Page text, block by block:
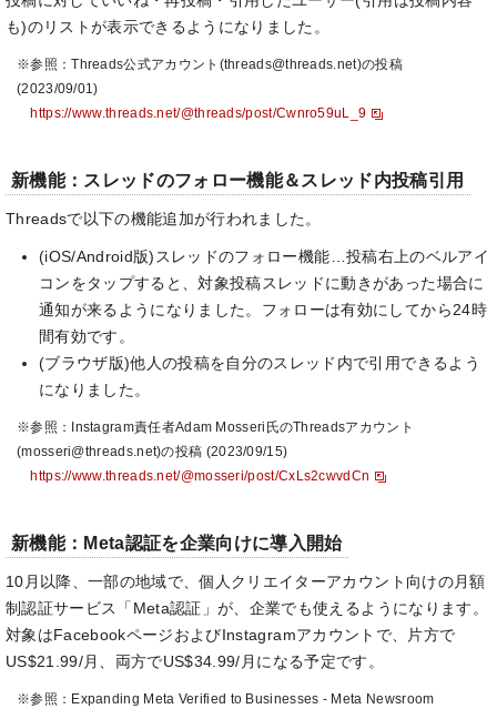
も)のリストが表示できるようになりました。
※参照：Threads公式アカウント(threads@threads.net)の投稿
(2023/09/01)
https://www.threads.net/@threads/post/Cwnro59uL_9
新機能：スレッドのフォロー機能＆スレッド内投稿引用
Threadsで以下の機能追加が行われました。
(iOS/Android版)スレッドのフォロー機能…投稿右上のベルアイ
コンをタップすると、対象投稿スレッドに動きがあった場合に
通知が来るようになりました。フォローは有効にしてから24時
間有効です。
(ブラウザ版)他人の投稿を自分のスレッド内で引用できるよう
になりました。
※参照：Instagram責任者Adam Mosseri氏のThreadsアカウント
(mosseri@threads.net)の投稿 (2023/09/15)
https://www.threads.net/@mosseri/post/CxLs2cwvdCn
新機能：Meta認証を企業向けに導入開始
10月以降、一部の地域で、個人クリエイターアカウント向けの月額
制認証サービス「Meta認証」が、企業でも使えるようになります。
対象はFacebookページおよびInstagramアカウントで、片方で
US$21.99/月、両方でUS$34.99/月になる予定です。
※参照：Expanding Meta Verified to Businesses - Meta Newsroom